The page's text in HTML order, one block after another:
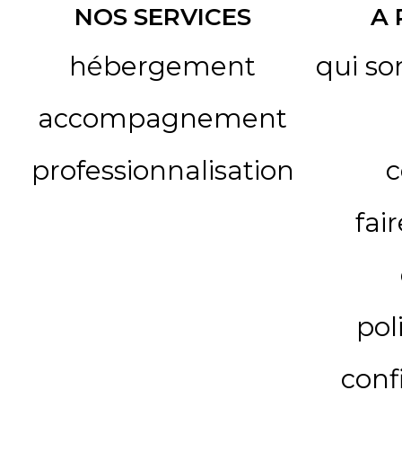
NOS SERVICES
hébergement
accompagnement
professionnalisation
A
qui